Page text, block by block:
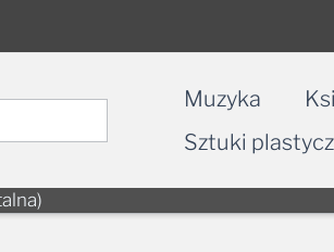
Muzyka
Sztuki